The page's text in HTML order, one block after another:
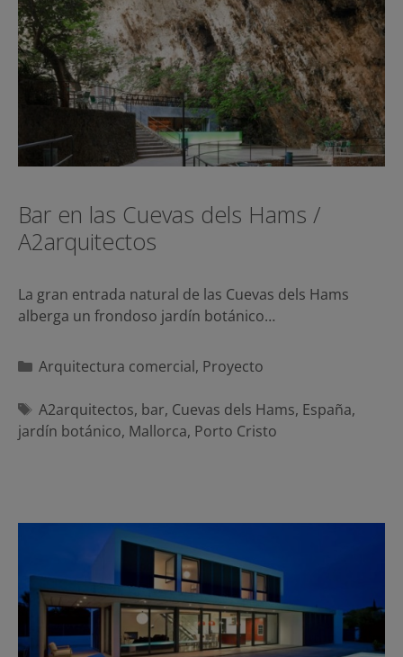
Bar en las Cuevas dels Hams /
A2arquitectos
La gran entrada natural de las Cuevas dels Hams
alberga un frondoso jardín botánico…
Categorías
Arquitectura comercial, Proyecto
Etiquetas
A2arquitectos, bar, Cuevas dels Hams, España,
jardín botánico, Mallorca, Porto Cristo